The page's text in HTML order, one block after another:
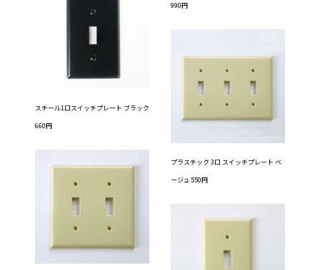
990円
スチール1口スイッチプレート ブラック
660円
プラスチック 3口 スイッチプレート ベ
ージュ 550円